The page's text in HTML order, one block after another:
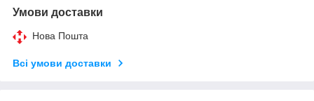
Умови доставки
Нова Пошта
Всі умови доставки